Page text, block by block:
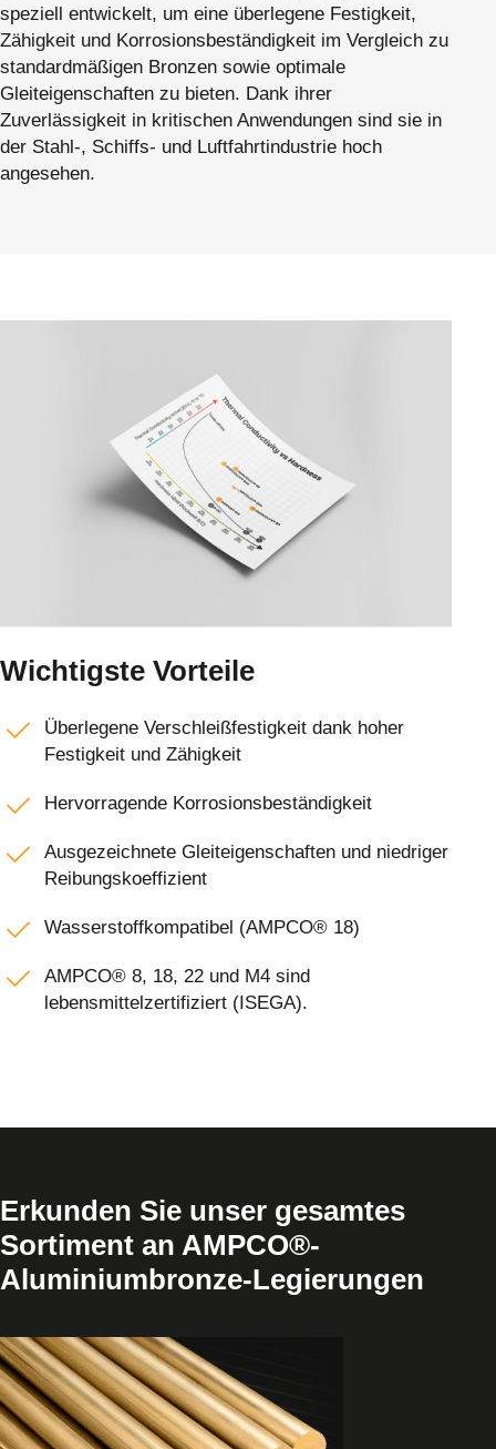
speziell entwickelt, um eine überlegene Festigkeit,
Zähigkeit und Korrosionsbeständigkeit im Vergleich zu
standardmäßigen Bronzen sowie optimale
Gleiteigenschaften zu bieten. Dank ihrer
Zuverlässigkeit in kritischen Anwendungen sind sie in
der Stahl-, Schiffs- und Luftfahrtindustrie hoch
angesehen.
Wichtigste Vorteile
Überlegene Verschleißfestigkeit dank hoher
Festigkeit und Zähigkeit
Hervorragende Korrosionsbeständigkeit
Ausgezeichnete Gleiteigenschaften und niedriger
Reibungskoeffizient
Wasserstoffkompatibel (AMPCO® 18)
AMPCO® 8, 18, 22 und M4 sind
lebensmittelzertifiziert (ISEGA).
Erkunden Sie unser gesamtes
Sortiment an AMPCO®-
Aluminiumbronze-Legierungen
Produkt
anzeigen